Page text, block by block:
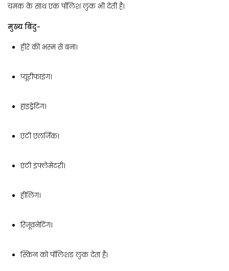
चमक के साथ एक पॉलिश लुक भी देती है।
मुख्य बिंदु-
हीरे की भस्म से बना।
प्यूरीफाइंग।
हाइड्रेटिंग।
एंटी एलर्जिक।
एंटी इंफ्लेमेटरी।
हीलिंग।
रिजूवनेटिंग।
स्किन को पॉलिशड लुक देता है।